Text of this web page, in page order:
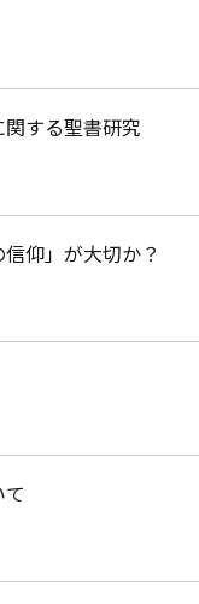
関する聖書研究
仰」が大切か？